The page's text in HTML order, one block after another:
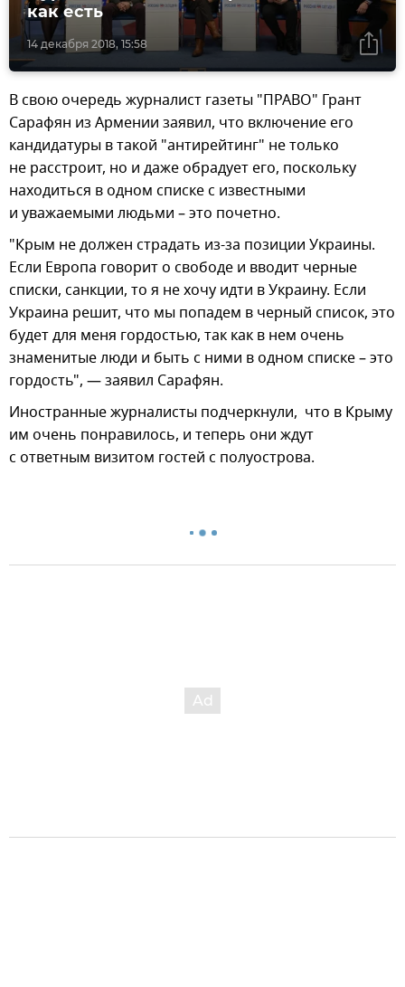
14 декабря 2018, 15:58
как есть
В свою очередь журналист газеты "ПРАВО" Грант
Сарафян из Армении заявил, что включение его
кандидатуры в такой "антирейтинг" не только
не расстроит, но и даже обрадует его, поскольку
находиться в одном списке с известными
и уважаемыми людьми – это почетно.
"Крым не должен страдать из-за позиции Украины.
Если Европа говорит о свободе и вводит черные
списки, санкции, то я не хочу идти в Украину. Если
Украина решит, что мы попадем в черный список, это
будет для меня гордостью, так как в нем очень
знаменитые люди и быть с ними в одном списке – это
гордость", — заявил Сарафян.
Иностранные журналисты подчеркнули, что в Крыму
им очень понравилось, и теперь они ждут
с ответным визитом гостей с полуострова.